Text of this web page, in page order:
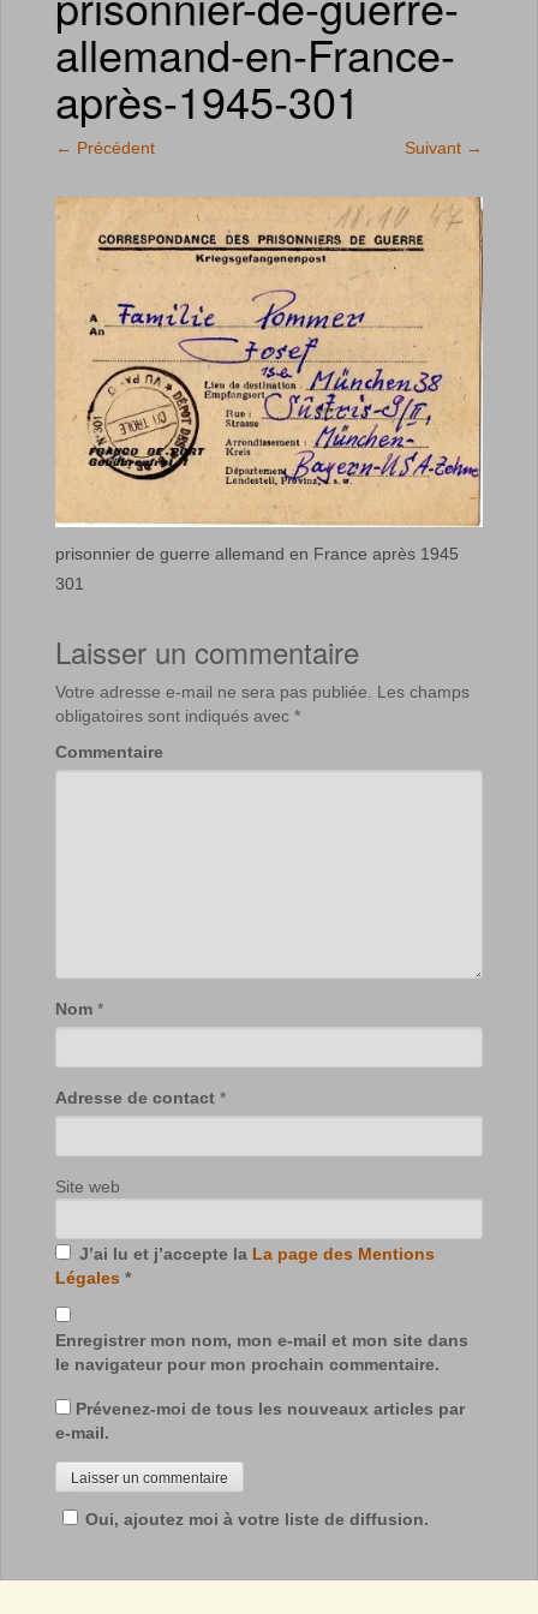
allemand-en-France-
après-1945-301
← Précédent Suivant →
prisonnier de guerre allemand en France après 1945
301
Laisser un commentaire
Votre adresse e-mail ne sera pas publiée. Les champs
obligatoires sont indiqués avec *
Commentaire
Nom *
Adresse de contact *
Site web
J’ai lu et j’accepte la La page des Mentions
Légales *
Enregistrer mon nom, mon e-mail et mon site dans
le navigateur pour mon prochain commentaire.
Prévenez-moi de tous les nouveaux articles par
e-mail.
Oui, ajoutez moi à votre liste de diffusion.